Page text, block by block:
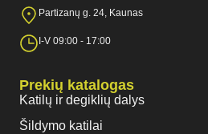
Partizanų g. 24, Kaunas
I-V 09:00 - 17:00
Prekių katalogas
Katilų ir degiklių dalys
Šildymo katilai